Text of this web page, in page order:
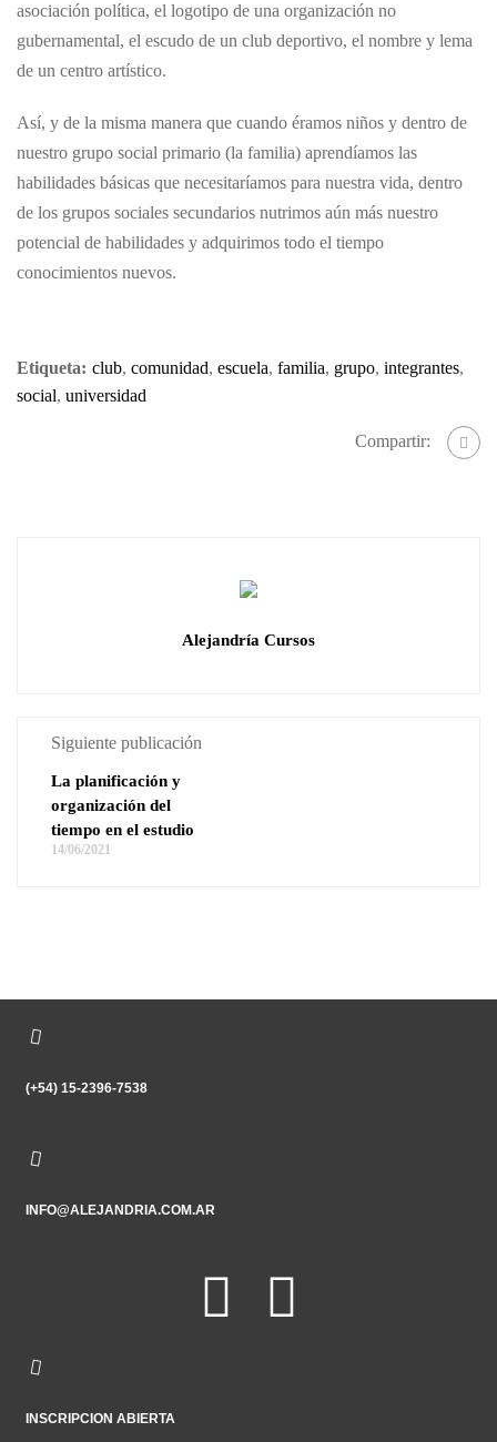
asociación política, el logotipo de una organización no
gubernamental, el escudo de un club deportivo, el nombre y lema
de un centro artístico.
Así, y de la misma manera que cuando éramos niños y dentro de
nuestro grupo social primario (la familia) aprendíamos las
habilidades básicas que necesitaríamos para nuestra vida, dentro
de los grupos sociales secundarios nutrimos aún más nuestro
potencial de habilidades y adquirimos todo el tiempo
conocimientos nuevos.
Etiqueta: club, comunidad, escuela, familia, grupo, integrantes,
social, universidad
Compartir:
Alejandría Cursos
Siguiente publicación
La planificación y
organización del
tiempo en el estudio
14/06/2021
(+54) 15-2396-7538
INFO@ALEJANDRIA.COM.AR
INSCRIPCION ABIERTA